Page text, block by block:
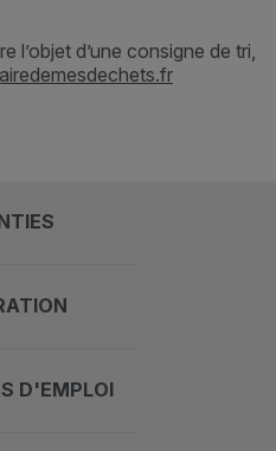
l’objet d’une consigne de tri,
D'EMPLOI